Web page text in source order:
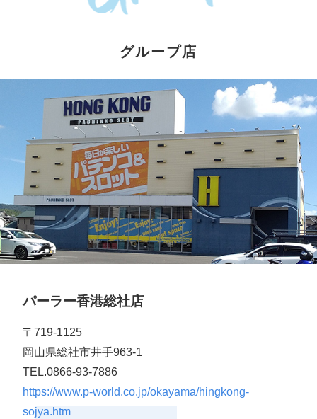
グループ店
パーラー香港総社店
〒719-1125
岡山県総社市井手963-1
TEL.0866-93-7886
https://www.p-world.co.jp/okayama/hingkong-
sojya.htm